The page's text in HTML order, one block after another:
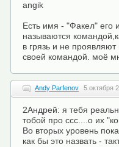
angik
Есть имя - "Факел" его
называются
в грязь и не
своей командой. моё
Andy Parfenov 5 октября
2Андрей: я тебя
тобой про ссс....о их
Во вторых уровень
как бы это назвать -